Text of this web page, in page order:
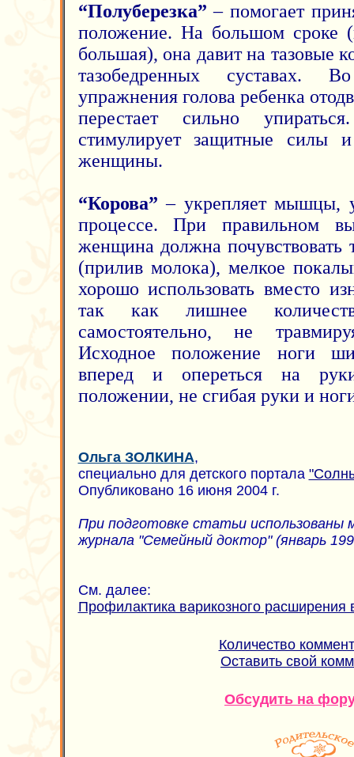
“Полуберезка” – помогает
положение. На большом сроке
большая), она давит на тазовые
тазобедренных суставах.
упражнения голова ребенка
перестает сильно
стимулирует защитные силы
женщины.
“Корова” – укрепляет мышцы,
процессе. При правильном
женщина должна почувствовать
(прилив молока), мелкое
хорошо использовать вместо
так как лишнее
самостоятельно, не
Исходное положение ноги
вперед и опереться на
положении, не сгибая руки и
Ольга ЗОЛКИНА,
специально для детского портала
Опубликовано 16 июня 2004 г.
При подготовке статьи использованы
журнала "Семейный доктор" (январь
См. далее:
Профилактика варикозного расширения
Количество
Оставить свой
Обсудить на